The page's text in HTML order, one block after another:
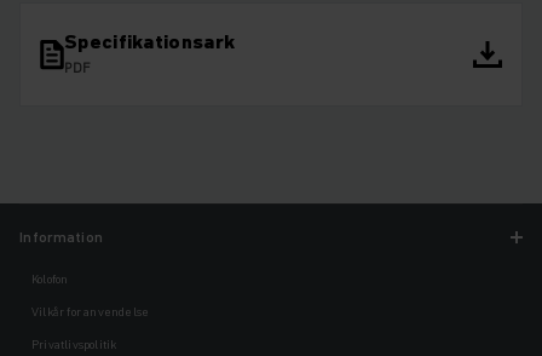
Specifikationsark
PDF
Information
Kolofon
Vilkår for anvendelse
Privatlivspolitik